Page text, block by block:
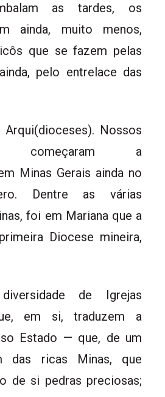
as tardes, os
ainda, muito menos,
que se fazem pelas
pelo entrelace das
Nossos
começaram a
Minas Gerais ainda no
Dentre as várias
foi em Mariana que a
Diocese mineira,
de Igrejas
em si, traduzem a
Estado — que, de um
das ricas Minas, que
de si pedras preciosas;